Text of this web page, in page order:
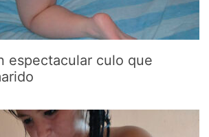
espectacular culo que